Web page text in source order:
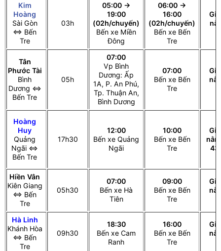
Kim
Hoàng
Sài Gòn
⇔ Bến
Tre
03h
05:00 →
19:00
(02h/chuyến)
Bến xe Miền
Đông
06:00 →
16:00
(02h/chuyến)
Bến xe Bến
Tre
Tân
Phước Tài
Bình
Dương ⇔
Bến Tre
05h
07:00
Vp Bình
Dương: Ấp
1A, P. An Phú,
Tp. Thuận An,
Bình Dương
07:00
Bến xe Bến
Tre
Hoàng
Huy
Quảng
Ngãi ⇔
Bến Tre
17h30
12:00
Bến xe Quảng
Ngãi
10:00
Bến xe Bến
Tre
43
Hiền Vân
Kiên Giang
⇔ Bến
Tre
05h30
07:00
Bến xe Hà
Tiên
09:00
Bến xe Bến
Tre
Hà Linh
Khánh Hòa
⇔ Bến
Tre
09h30
18:30
Bến xe Cam
Ranh
16:00
Bến xe Bến
Tre